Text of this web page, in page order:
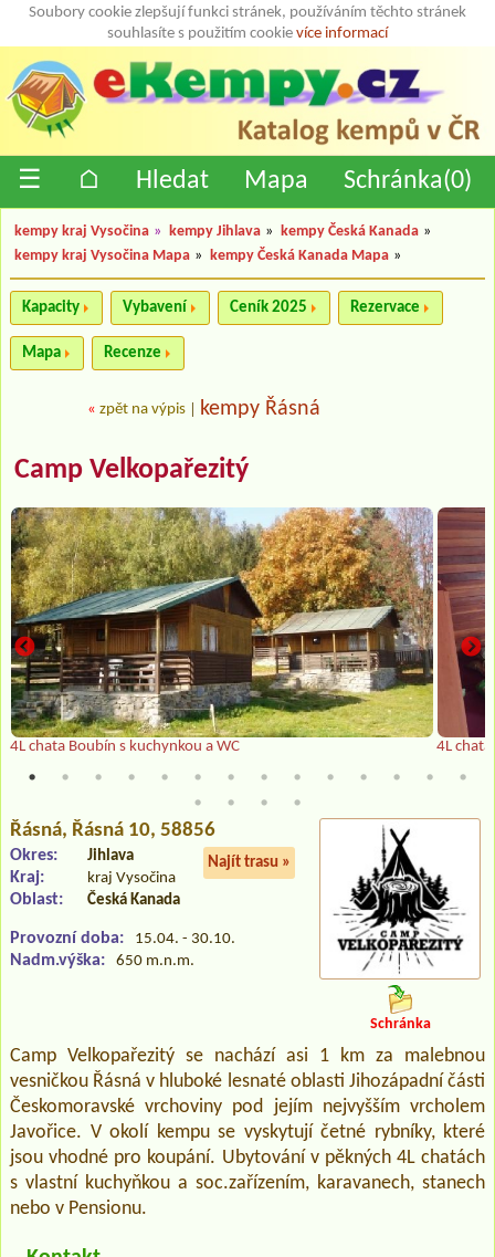
Soubory cookie zlepšují funkci stránek, používáním těchto stránek
souhlasíte s použitím cookie více informací
☰ ⌂ Hledat Mapa Schránka(0)
kempy kraj Vysočina » kempy Jihlava » kempy Česká Kanada »
kempy kraj Vysočina Mapa » kempy Česká Kanada Mapa »
Kapacity Vybavení Ceník 2025 Rezervace
Mapa Recenze
« zpět na výpis kempy Řásná
Camp Velkopařezitý
4L chata Boubín s kuchynkou a WC 4L
Řásná, Řásná 10, 58856
Najít trasu »
Okres: Jihlava
Kraj: kraj Vysočina
Oblast: Česká Kanada
Provozní doba: 15.04. - 30.10.
Nadm.výška: 650 m.n.m.
Schránka
Camp Velkopařezitý se nachází asi 1 km za malebnou
vesničkou Řásná v hluboké lesnaté oblasti Jihozápadní části
Českomoravské vrchoviny pod jejím nejvyšším vrcholem
Javořice. V okolí kempu se vyskytují četné rybníky, které
jsou vhodné pro koupání. Ubytování v pěkných 4L chatách
s vlastní kuchyňkou a soc.zařízením, karavanech, stanech
nebo v Pensionu.